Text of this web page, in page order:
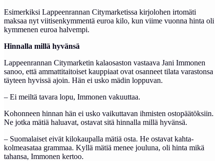
Esimerkiksi Lappeenrannan Citymarketissa kirjolohen irtomäti
maksaa nyt viitisenkymmentä euroa kilo, kun viime vuonna hinta oli
kymmenen euroa halvempi.
Hinnalla millä hyvänsä
Lappeenrannan Citymarketin kalaosaston vastaava Jani Immonen
sanoo, että ammattitaitoiset kauppiaat ovat osanneet tilata varastonsa
täyteen hyvissä ajoin. Hän ei usko mädin loppuvan.
– Ei meiltä tavara lopu, Immonen vakuuttaa.
Kohonneen hinnan hän ei usko vaikuttavan ihmisten ostopäätöksiin.
Ne jotka mätiä haluavat, ostavat sitä hinnalla millä hyvänsä.
– Suomalaiset eivät kilokaupalla mätiä osta. He ostavat kahta-
kolmeasataa grammaa. Kyllä mätiä menee jouluna, oli hinta mikä
tahansa, Immonen kertoo.